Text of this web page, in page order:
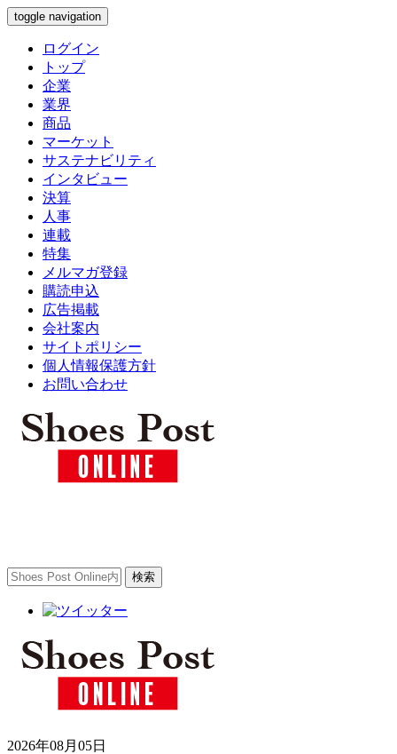
toggle navigation
ログイン
トップ
企業
業界
商品
マーケット
サステナビリティ
インタビュー
決算
人事
連載
特集
メルマガ登録
購読申込
広告掲載
会社案内
サイトポリシー
個人情報保護方針
お問い合わせ
2026年08月05日